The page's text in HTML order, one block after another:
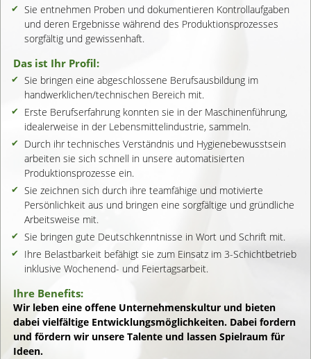
Sie entnehmen Proben und dokumentieren Kontrollaufgaben
und deren Ergebnisse während des Produktionsprozesses
sorgfältig und gewissenhaft.
Das ist Ihr Profil:
Sie bringen eine abgeschlossene Berufsausbildung im
handwerklichen/technischen Bereich mit.
Erste Berufserfahrung konnten sie in der Maschinen­führung,
idealerweise in der Lebensmittelindustrie, sammeln.
Durch ihr technisches Verständnis und Hygiene­bewusstsein
arbeiten sie sich schnell in unsere automatisierten
Produktionsprozesse ein.
Sie zeichnen sich durch ihre teamfähige und motivierte
Persönlichkeit aus und bringen eine sorgfältige und gründliche
Arbeitsweise mit.
Sie bringen gute Deutschkenntnisse in Wort und Schrift mit.
Ihre Belastbarkeit befähigt sie zum Einsatz im 3-Schichtbetrieb
inklusive Wochenend- und Feiertagsarbeit.
Ihre Benefits:
Wir leben eine offene Unternehmenskultur und bieten
dabei vielfältige Entwicklungsmöglichkeiten. Dabei fordern
und fördern wir unsere Talente und lassen Spielraum für
Ideen.